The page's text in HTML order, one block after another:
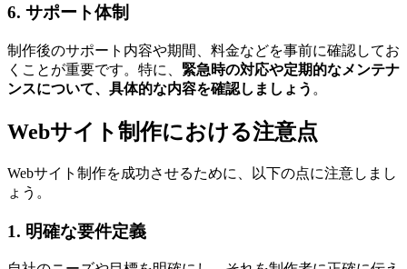
6. サポート体制
制作後のサポート内容や期間、料金などを事前に確認してお
くことが重要です。特に、 緊急時の対応や定期的なメンテナ
ンスについて、具体的な内容を確認しましょう 。
Webサイト制作における注意点
Webサイト制作を成功させるために、以下の点に注意しまし
ょう。
1. 明確な要件定義